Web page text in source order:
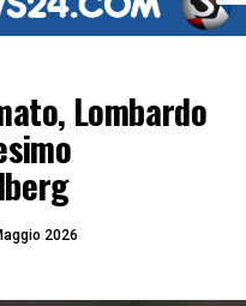
Lombardo
2026